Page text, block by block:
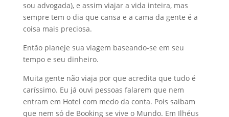
sou advogada), e assim viajar a vida inteira, mas
sempre tem o dia que cansa e a cama da gente é a
coisa mais preciosa.
Então planeje sua viagem baseando-se em seu
tempo e seu dinheiro.
Muita gente não viaja por que acredita que tudo é
caríssimo. Eu já ouvi pessoas falarem que nem
entram em Hotel com medo da conta. Pois saibam
que nem só de Booking se vive o Mundo. Em Ilhéus